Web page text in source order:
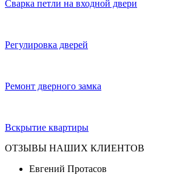
Сварка петли на входной двери
Регулировка дверей
Ремонт дверного замка
Вскрытие квартиры
ОТЗЫВЫ НАШИХ КЛИЕНТОВ
Евгений Протасов